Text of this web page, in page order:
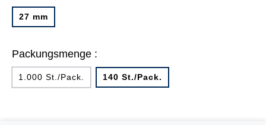
27 mm
Packungsmenge :
1.000 St./Pack. 140 St./Pack.